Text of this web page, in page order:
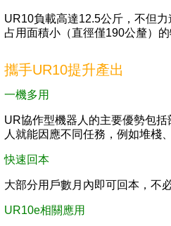
UR10負載高達12.5公斤，不但
占用面積小（直徑僅190公釐）
攜手UR10提升產出
一機多用
UR協作型機器人的主要優勢包
人就能因應不同任務，例如堆棧
快速回本
大部分用戶數月內即可回本，不
UR10e相關應用